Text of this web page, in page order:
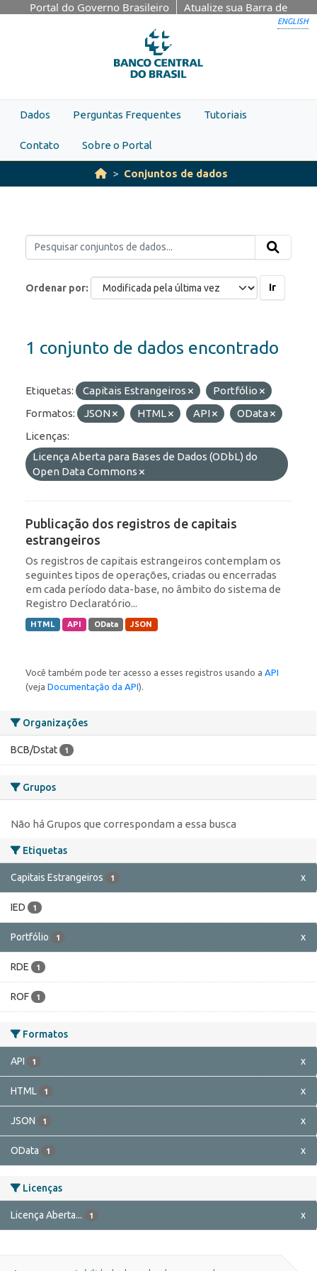
Skip to main content
Portal do Governo Brasileiro
Atualize sua Barra de
ENGLISH
Dados Perguntas Frequentes Tutoriais
Contato Sobre o Portal
Conjuntos de dados
Organizações
BCB/Dstat 1
Grupos
Não há Grupos que correspondam a essa busca
Etiquetas
Capitais Estrangeiros 1 x
IED 1
Portfólio 1 x
RDE 1
ROF 1
Formatos
API 1 x
HTML 1 x
JSON 1 x
OData 1 x
Licenças
Licença Aberta... 1 x
Ordenar por Ir
1 conjunto de dados encontrado
Etiquetas: Capitais Estrangeiros
Portfólio
Formatos:
JSON HTML API
OData
Licenças:
Licença Aberta para Bases de Dados (ODbL) do
Open Data Commons
Publicação dos registros de capitais
estrangeiros
Os registros de capitais estrangeiros contemplam os
seguintes tipos de operações, criadas ou encerradas
em cada período data-base, no âmbito do sistema de
Registro Declaratório...
HTML API OData JSON
Você também pode ter acesso a esses registros usando a API
(veja Documentação da API).